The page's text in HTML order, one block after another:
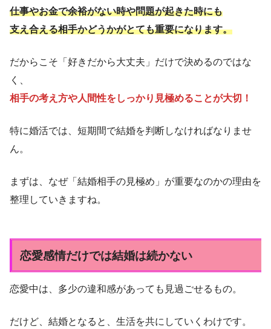
仕事やお金で余裕がない時や問題が起きた時にも
支え合える相手かどうかがとても重要になります。
だからこそ「好きだから大丈夫」だけで決めるのではな
く、
相手の考え方や人間性をしっかり見極めることが大切！
特に婚活では、短期間で結婚を判断しなければなりませ
ん。
まずは、なぜ「結婚相手の見極め」が重要なのかの理由を
整理していきますね。
恋愛感情だけでは結婚は続かない
恋愛中は、多少の違和感があっても見過ごせるもの。
だけど、結婚となると、生活を共にしていくわけです。